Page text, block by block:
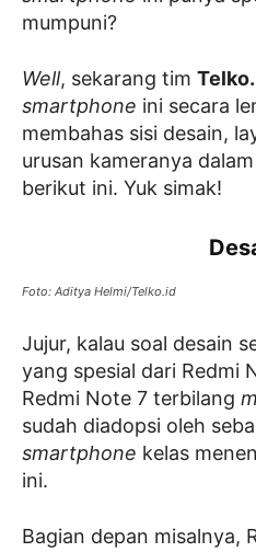
mumpuni?
Well, sekarang tim
smartphone ini secara
membahas sisi desain,
urusan kameranya dalam
berikut ini. Yuk simak!
Foto: Aditya Helmi/Telko.id
Jujur, kalau soal desain
yang spesial dari Redmi
Redmi Note 7 terbilang
sudah diadopsi oleh
smartphone kelas
ini.
Bagian depan misalnya,